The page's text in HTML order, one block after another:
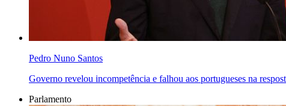
Pedro Nuno Santos
Governo revelou incompetência e falhou aos portugueses na
Parlamento